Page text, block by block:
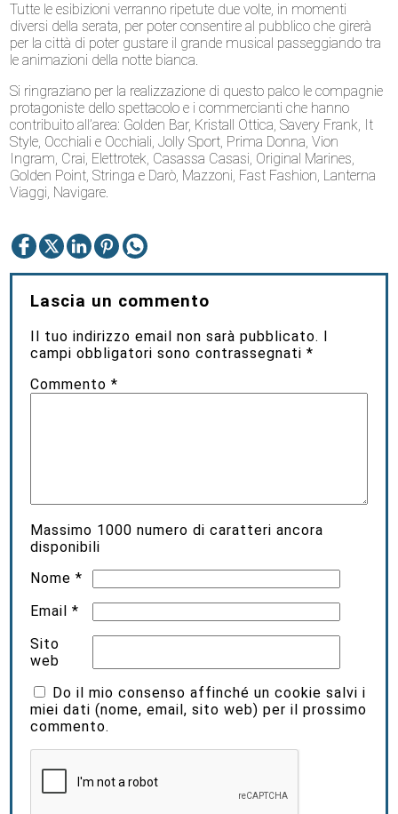
Tutte le esibizioni verranno ripetute due volte, in momenti
diversi della serata, per poter consentire al pubblico che girerà
per la città di poter gustare il grande musical passeggiando tra
le animazioni della notte bianca.
Si ringraziano per la realizzazione di questo palco le compagnie
protagoniste dello spettacolo e i commercianti che hanno
contribuito all’area: Golden Bar, Kristall Ottica, Savery Frank, It
Style, Occhiali e Occhiali, Jolly Sport, Prima Donna, Vion
Ingram, Crai, Elettrotek, Casassa Casasi, Original Marines,
Golden Point, Stringa e Darò, Mazzoni, Fast Fashion, Lanterna
Viaggi, Navigare.
Lascia un commento
Il tuo indirizzo email non sarà pubblicato.
campi obbligatori sono contrassegnati*
Commento*
Massimo 1000 numero di caratteri ancora
disponibili
Nome*
Email*
Sito
web
Do il mio consenso affinché un cookie salvi i
miei dati (nome, email, sito web) per il prossimo
commento.